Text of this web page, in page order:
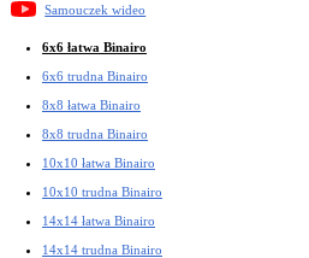
Samouczek wideo
6x6 łatwa Binairo
6x6 trudna Binairo
8x8 łatwa Binairo
8x8 trudna Binairo
10x10 łatwa Binairo
10x10 trudna Binairo
14x14 łatwa Binairo
14x14 trudna Binairo